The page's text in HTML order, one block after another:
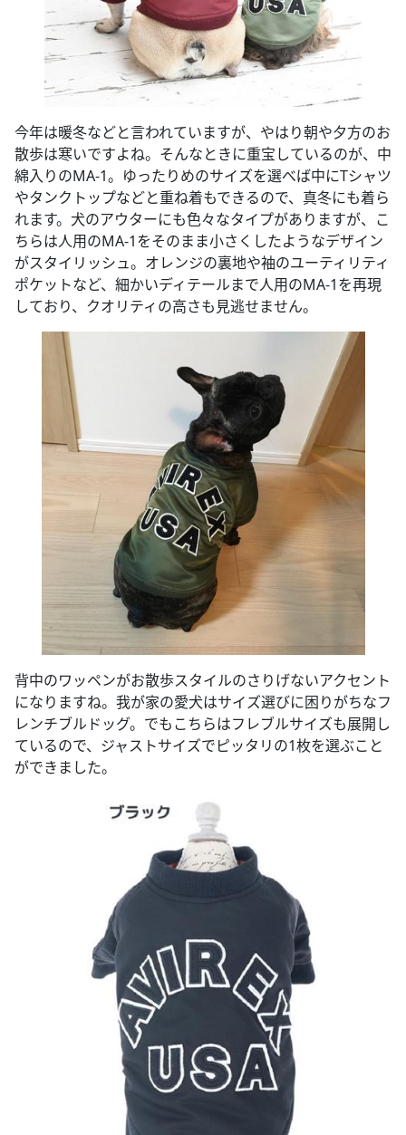
今年は暖冬などと言われていますが、やはり朝や夕方のお
散歩は寒いですよね。そんなときに重宝しているのが、中
綿入りのMA-1。ゆったりめのサイズを選べば中にTシャツ
やタンクトップなどと重ね着もできるので、真冬にも着ら
れます。犬のアウターにも色々なタイプがありますが、こ
ちらは人用のMA-1をそのまま小さくしたようなデザイン
がスタイリッシュ。オレンジの裏地や袖のユーティリティ
ポケットなど、細かいディテールまで人用のMA-1を再現
しており、クオリティの高さも見逃せません。
背中のワッペンがお散歩スタイルのさりげないアクセント
になりますね。我が家の愛犬はサイズ選びに困りがちなフ
レンチブルドッグ。でもこちらはフレブルサイズも展開し
ているので、ジャストサイズでピッタリの1枚を選ぶこと
ができました。